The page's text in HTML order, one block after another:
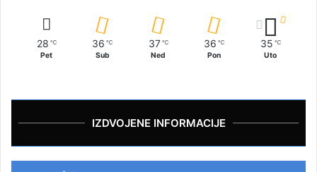
28 ℃
Pet
36 ℃
Sub
37 ℃
Ned
36 ℃
Pon
35 ℃
Uto
IZDVOJENE INFORMACIJE